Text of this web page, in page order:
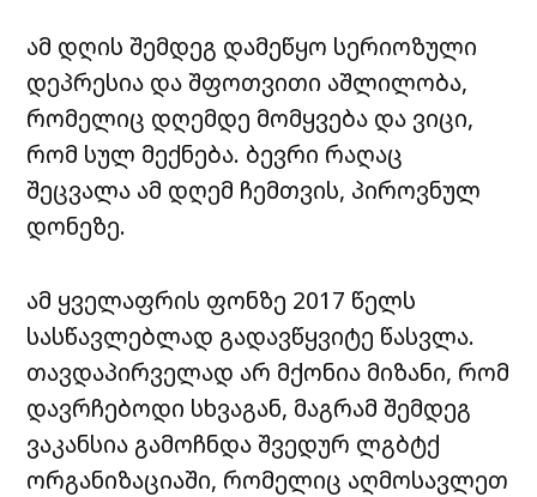
ამ დღის შემდეგ დამეწყო სერიოზული
დეპრესია და შფოთვითი აშლილობა,
რომელიც დღემდე მომყვება და ვიცი,
რომ სულ მექნება. ბევრი რაღაც
შეცვალა ამ დღემ ჩემთვის, პიროვნულ
დონეზე.
ამ ყველაფრის ფონზე 2017 წელს
სასწავლებლად გადავწყვიტე წასვლა.
თავდაპირველად არ მქონია მიზანი, რომ
დავრჩებოდი სხვაგან, მაგრამ შემდეგ
ვაკანსია გამოჩნდა შვედურ ლგბტქ
ორგანიზაციაში, რომელიც აღმოსავლეთ